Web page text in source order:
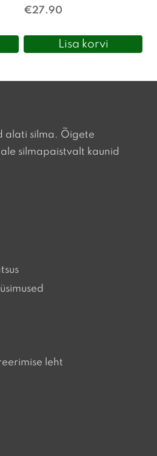
Hinnanguga
5.00
€27.90
Lisa korvi
alati silma. Õigete
silmapaistvalt kaunid
leht